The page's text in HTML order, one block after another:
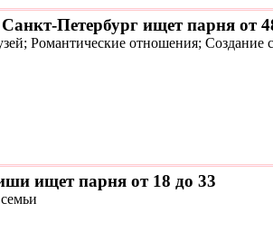
Санкт-Петербург ищет парня от
Романтические отношения; Создание
ищет парня от 18 до 33